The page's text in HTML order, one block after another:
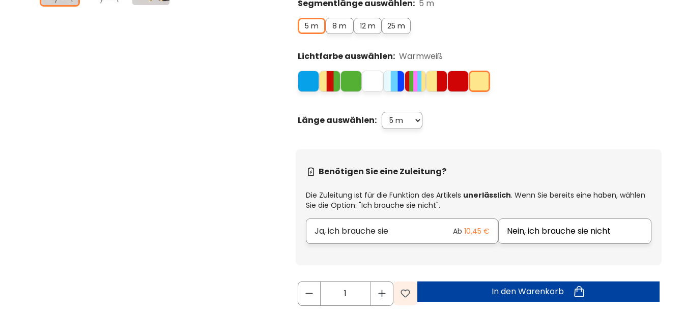
Segmentlänge auswählen: 5 m
5 m 8 m 12 m 25 m
Lichtfarbe auswählen: Warmweiß
Länge auswählen:
Benötigen Sie eine Zuleitung?
Die Zuleitung ist für die Funktion des Artikels unerlässlich. Wenn Sie bereits eine haben, wählen
Sie die Option: "Ich brauche sie nicht".
Ja, ich brauche sie Ab 10,45 € Nein, ich brauche sie nicht
In den Warenkorb